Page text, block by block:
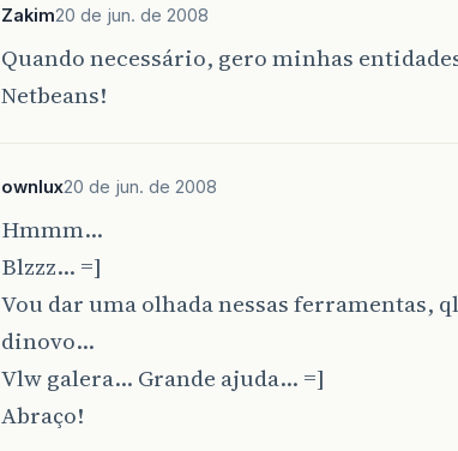
Zakim20 de jun. de 2008
Quando necessário, gero minhas
Netbeans!
ownlux20 de jun. de 2008
Hmmm…
Blzzz… =]
Vou dar uma olhada nessas ferramentas,
dinovo…
Vlw galera… Grande ajuda… =]
Abraço!